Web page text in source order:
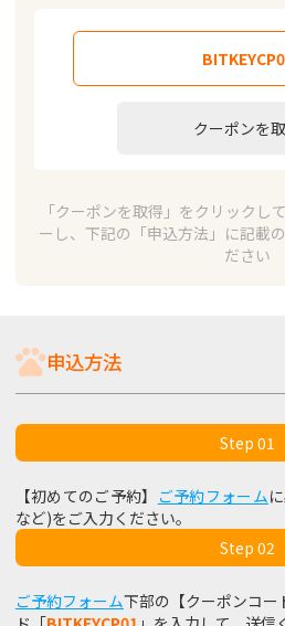
クーポンを
「クーポンを取得」をクリックし
ーし、下記の「申込方法」に記載
ださい
申込方法
Step 01
【初めてのご予約】 ご予約フォーム
など)をご入力ください。
Step 02
ご予約フォーム下部の【クーポンコー